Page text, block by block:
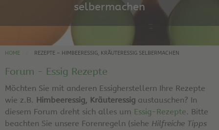
selbermachen
HOME REZEPTE – HIMBEERESSIG, KRÄUTERESSIG SELBERMACHEN
Forum - Essig Rezepte
Möchten Sie mit anderen Essigherstellern Ihre Rezepte
wie z.B. Himbeeressig, Kräuteressig austauschen? In
diesem Forum dreht sich alles um Essig-Rezepte. Bitte
beachten Sie unsere Forenregeln (siehe Hilfreiche Tipps